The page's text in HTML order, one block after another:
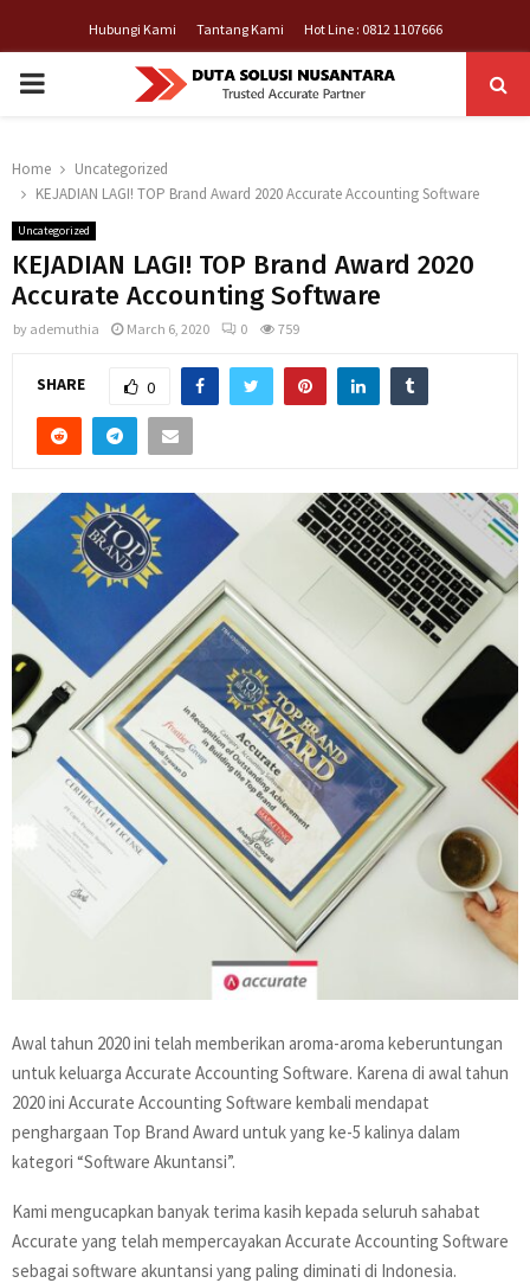
Hubungi Kami Tantang Kami Hot Line : 0812 1107666
PRIMARY
Home
Uncategorized
KEJADIAN LAGI! TOP Brand Award 2020 Accurate Accounting Software
Uncategorized
KEJADIAN LAGI! TOP Brand Award 2020
Accurate Accounting Software
by ademuthia March 6, 2020 0 759
SHARE 0
Awal tahun 2020 ini telah memberikan aroma-aroma keberuntungan
untuk keluarga Accurate Accounting Software. Karena di awal tahun
2020 ini Accurate Accounting Software kembali mendapat
penghargaan Top Brand Award untuk yang ke-5 kalinya dalam
kategori “Software Akuntansi”.
Kami mengucapkan banyak terima kasih kepada seluruh sahabat
Accurate yang telah mempercayakan Accurate Accounting Software
sebagai software akuntansi yang paling diminati di Indonesia.